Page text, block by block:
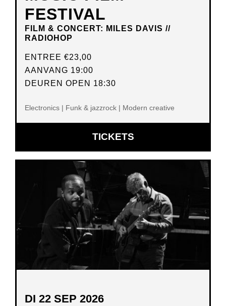
FESTIVAL
FILM & CONCERT: MILES DAVIS //
RADIOHOP
ENTREE €23,00
AANVANG 19:00
DEUREN OPEN 18:30
Electronics | Funk & jazzrock | Modern creative
TICKETSOPENT
IN
VENSTER
DI 22 SEP 2026